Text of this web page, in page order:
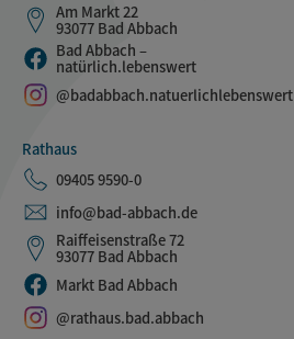
Am Markt 22
93077 Bad Abbach
Bad Abbach –
natürlich.lebenswert
@badabbach.natuerlichlebenswert
Rathaus
09405 9590-0
info@bad-abbach.de
Raiffeisenstraße 72
93077 Bad Abbach
Markt Bad Abbach
@rathaus.bad.abbach